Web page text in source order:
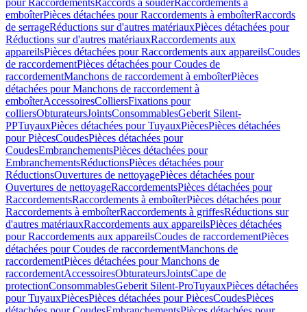
pour RaccordementsRaccords à souderRaccordements à
emboîterPièces détachées pour Raccordements à emboîterRaccords
de serrageRéductions sur d'autres matériauxPièces détachées pour
Réductions sur d'autres matériauxRaccordements aux
appareilsPièces détachées pour Raccordements aux appareilsCoudes
de raccordementPièces détachées pour Coudes de
raccordementManchons de raccordement à emboîterPièces
détachées pour Manchons de raccordement à
emboîterAccessoiresColliersFixations pour
colliersObturateursJointsConsommablesGeberit Silent-
PPTuyauxPièces détachées pour TuyauxPiècesPièces détachées
pour PiècesCoudesPièces détachées pour
CoudesEmbranchementsPièces détachées pour
EmbranchementsRéductionsPièces détachées pour
RéductionsOuvertures de nettoyagePièces détachées pour
Ouvertures de nettoyageRaccordementsPièces détachées pour
RaccordementsRaccordements à emboîterPièces détachées pour
Raccordements à emboîterRaccordements à griffesRéductions sur
d'autres matériauxRaccordements aux appareilsPièces détachées
pour Raccordements aux appareilsCoudes de raccordementPièces
détachées pour Coudes de raccordementManchons de
raccordementPièces détachées pour Manchons de
raccordementAccessoiresObturateursJointsCape de
protectionConsommablesGeberit Silent-ProTuyauxPièces détachées
pour TuyauxPiècesPièces détachées pour PiècesCoudesPièces